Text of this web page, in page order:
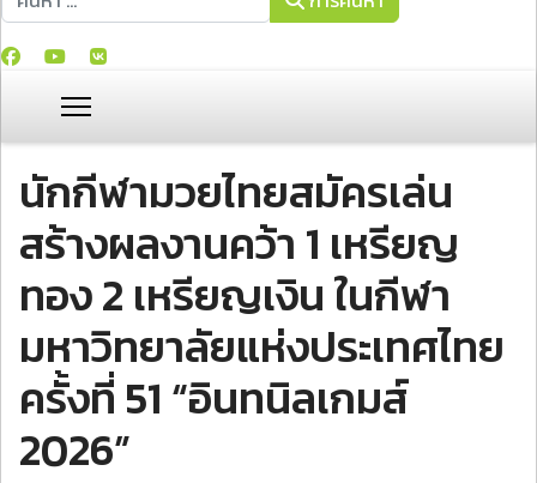
นักกีฬามวยไทยสมัครเล่น
สร้างผลงานคว้า 1 เหรียญ
ทอง 2 เหรียญเงิน ในกีฬา
มหาวิทยาลัยแห่งประเทศไทย
ครั้งที่ 51 “อินทนิลเกมส์
2026”